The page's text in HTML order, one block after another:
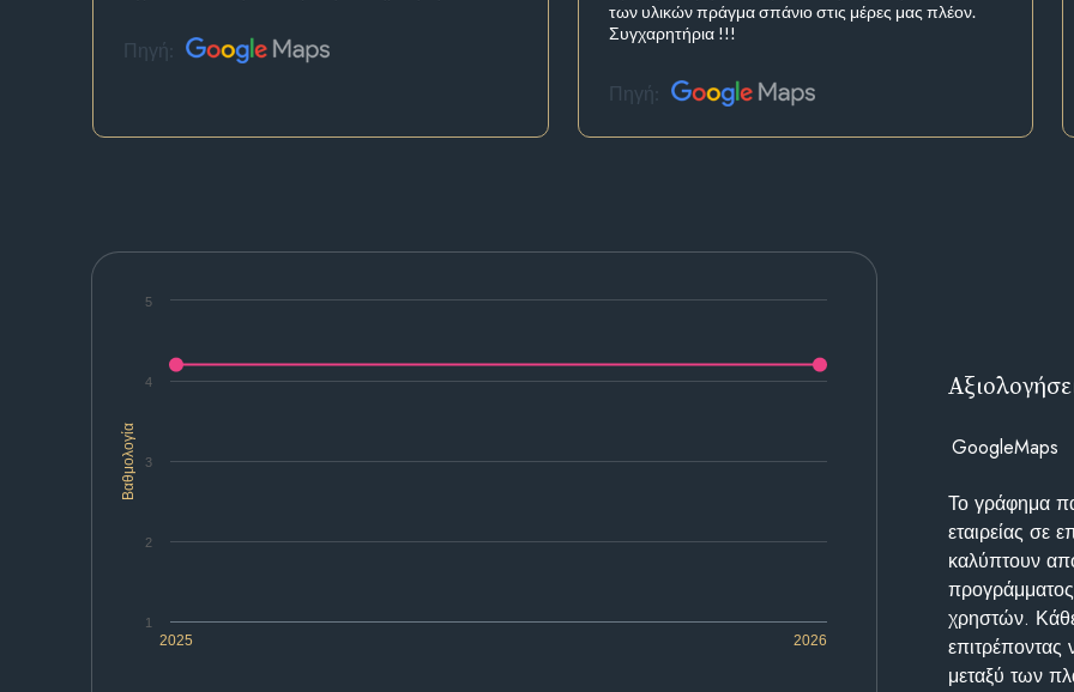
Πηγή:
των υλικών πράγμα σπάνιο στις μέρες μας πλέον.
Συγχαρητήρια !!!
Πηγή:
Βαθμολογία
2025 2026
1
2
3
4
5
GoogleMaps
Το γράφημα
εταιρείας σε
καλύπτουν
προγράμματος
χρηστών. Κάθε
μεταξύ των